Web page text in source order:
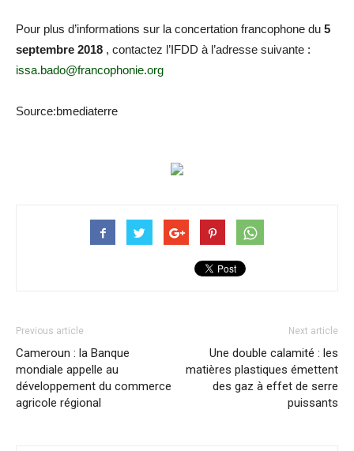
Pour plus d’informations sur la concertation francophone du 5
septembre 2018 , contactez l’IFDD à l’adresse suivante :
issa.bado@francophonie.org
Source:bmediaterre
Previous article
Cameroun : la Banque
mondiale appelle au
développement du commerce
agricole régional
Next article
Une double calamité : les
matières plastiques émettent
des gaz à effet de serre
puissants